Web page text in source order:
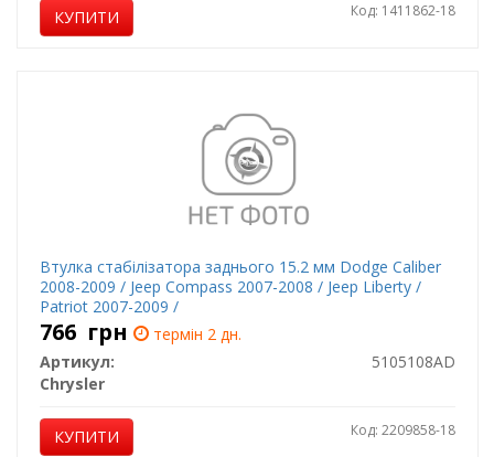
КУПИТИ Код: 1411862-18
Втулка стабілізатора заднього 15.2 мм Dodge Caliber
2008-2009 / Jeep Compass 2007-2008 / Jeep Liberty /
Patriot 2007-2009 /
766 грн
термін 2 дн.
Артикул:
5105108AD
Chrysler
КУПИТИ Код: 2209858-18